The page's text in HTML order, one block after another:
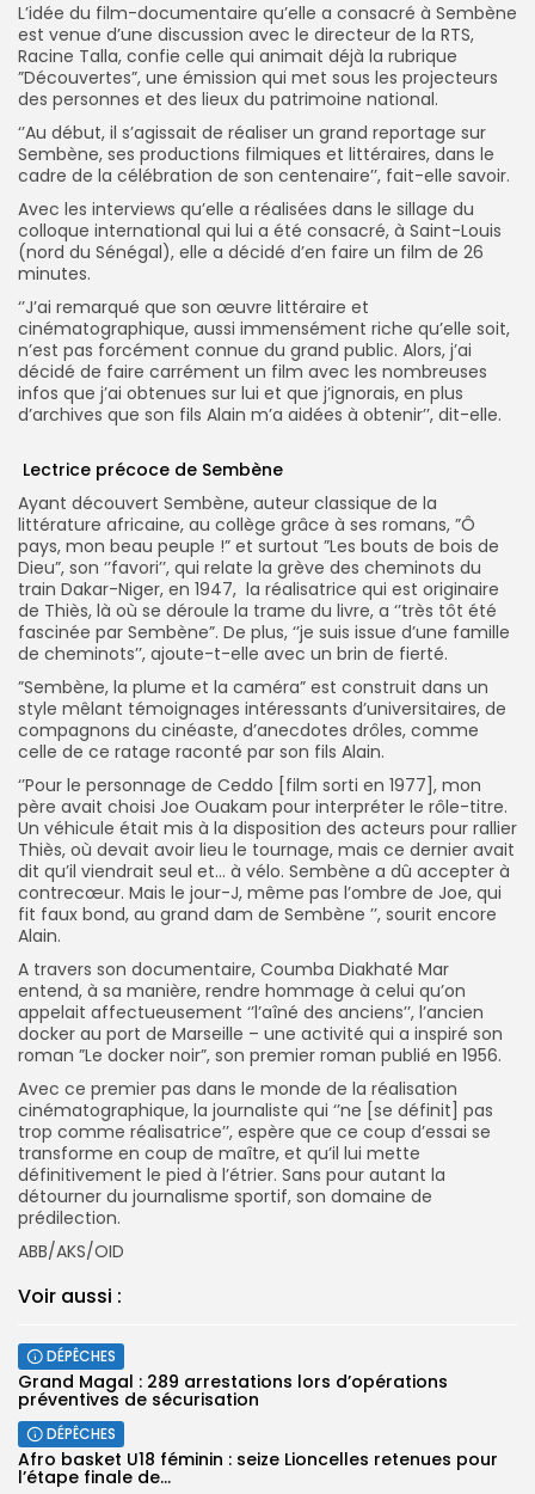
L’idée du film-documentaire qu’elle a consacré à Sembène
est venue d’une discussion avec le directeur de la RTS,
Racine Talla, confie celle qui animait déjà la rubrique
”Découvertes”, une émission qui met sous les projecteurs
des personnes et des lieux du patrimoine national.
‘’Au début, il s’agissait de réaliser un grand reportage sur
Sembène, ses productions filmiques et littéraires, dans le
cadre de la célébration de son centenaire’’, fait-elle savoir.
Avec les interviews qu’elle a réalisées dans le sillage du
colloque international qui lui a été consacré, à Saint-Louis
(nord du Sénégal), elle a décidé d’en faire un film de 26
minutes.
‘’J’ai remarqué que son œuvre littéraire et
cinématographique, aussi immensément riche qu’elle soit,
n’est pas forcément connue du grand public. Alors, j’ai
décidé de faire carrément un film avec les nombreuses
infos que j’ai obtenues sur lui et que j’ignorais, en plus
d’archives que son fils Alain m’a aidées à obtenir’’, dit-elle.
Lectrice précoce de Sembène
Ayant découvert Sembène, auteur classique de la
littérature africaine, au collège grâce à ses romans, ”Ô
pays, mon beau peuple !” et surtout ”Les bouts de bois de
Dieu”, son ‘’favori’’, qui relate la grève des cheminots du
train Dakar-Niger, en 1947, la réalisatrice qui est originaire
de Thiès, là où se déroule la trame du livre, a ‘’très tôt été
fascinée par Sembène”. De plus, ‘’je suis issue d’une famille
de cheminots’’, ajoute-t-elle avec un brin de fierté.
”Sembène, la plume et la caméra” est construit dans un
style mêlant témoignages intéressants d’universitaires, de
compagnons du cinéaste, d’anecdotes drôles, comme
celle de ce ratage raconté par son fils Alain.
‘’Pour le personnage de Ceddo [film sorti en 1977], mon
père avait choisi Joe Ouakam pour interpréter le rôle-titre.
Un véhicule était mis à la disposition des acteurs pour rallier
Thiès, où devait avoir lieu le tournage, mais ce dernier avait
dit qu’il viendrait seul et… à vélo. Sembène a dû accepter à
contrecœur. Mais le jour-J, même pas l’ombre de Joe, qui
fit faux bond, au grand dam de Sembène ’’, sourit encore
Alain.
A travers son documentaire, Coumba Diakhaté Mar
entend, à sa manière, rendre hommage à celui qu’on
appelait affectueusement ‘’l’aîné des anciens’’, l’ancien
docker au port de Marseille – une activité qui a inspiré son
roman ”Le docker noir”, son premier roman publié en 1956.
Avec ce premier pas dans le monde de la réalisation
cinématographique, la journaliste qui ‘’ne [se définit] pas
trop comme réalisatrice’’, espère que ce coup d’essai se
transforme en coup de maître, et qu’il lui mette
définitivement le pied à l’étrier. Sans pour autant la
détourner du journalisme sportif, son domaine de
prédilection.
ABB/AKS/OID
Voir aussi :
DÉPÊCHES
Grand Magal : 289 arrestations lors d’opérations
préventives de sécurisation
DÉPÊCHES
‎Afro basket U18 féminin : seize Lioncelles retenues pour
l’étape finale de...